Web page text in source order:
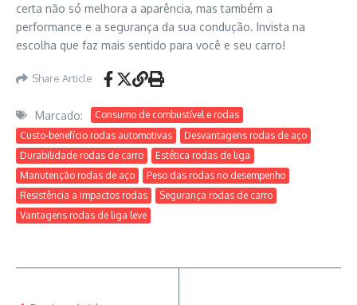
certa não só melhora a aparência, mas também a
performance e a segurança da sua condução. Invista na
escolha que faz mais sentido para você e seu carro!
Share Article
Marcado:
Consumo de combustível e rodas
Custo-benefício rodas automotivas
Desvantagens rodas de aço
Durabilidade rodas de carro
Estética rodas de liga
Manutenção rodas de aço
Peso das rodas no desempenho
Resistência a impactos rodas
Segurança rodas de carro
Vantagens rodas de liga leve